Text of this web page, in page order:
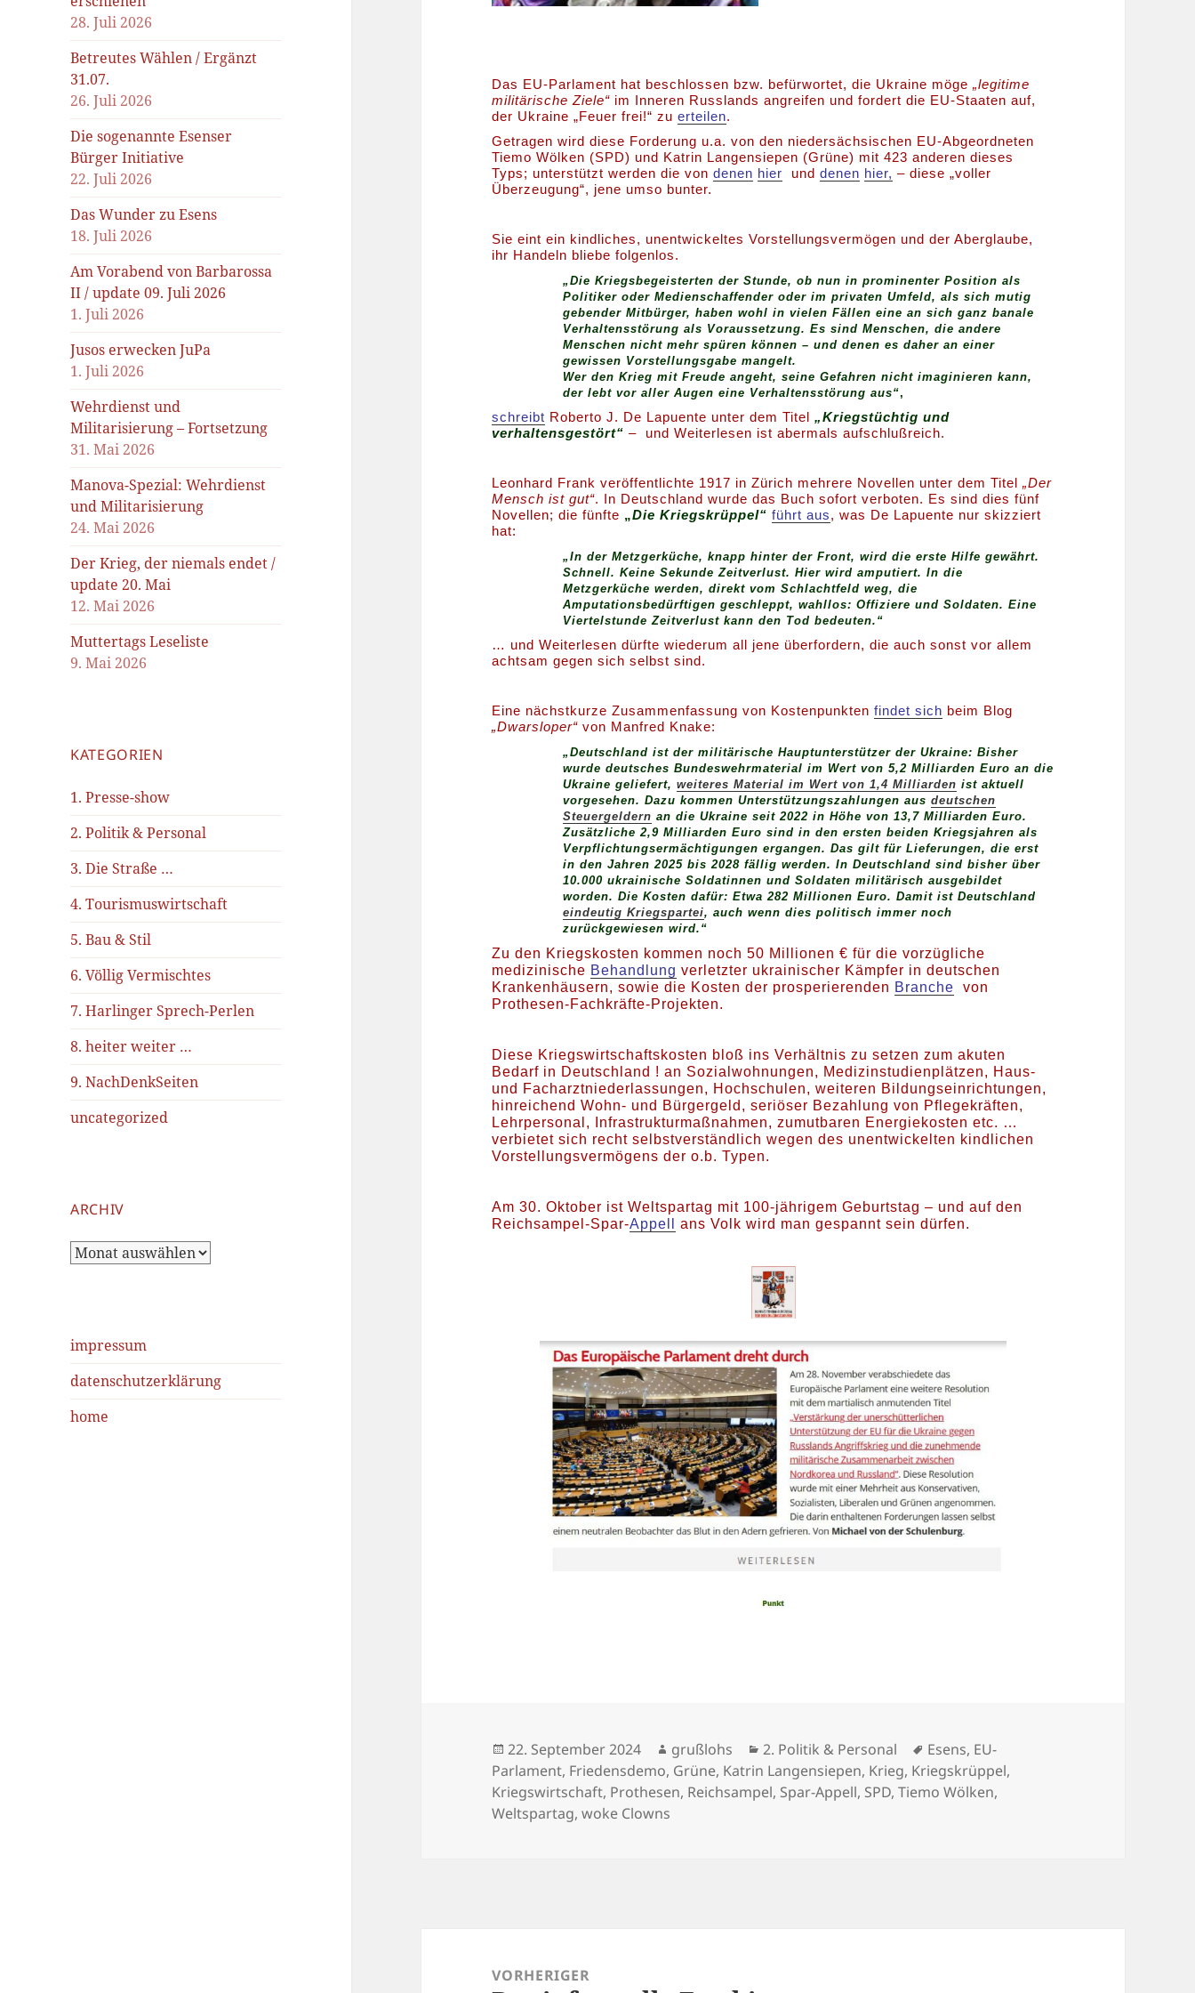
28. Juli 2026
Betreutes Wählen / Ergänzt
31.07.
26. Juli 2026
Die sogenannte Esenser
Bürger Initiative
22. Juli 2026
Das Wunder zu Esens
18. Juli 2026
Am Vorabend von Barbarossa
II / update 09. Juli 2026
1. Juli 2026
Jusos erwecken JuPa
1. Juli 2026
Wehrdienst und
Militarisierung – Fortsetzung
31. Mai 2026
Manova-Spezial: Wehrdienst
und Militarisierung
24. Mai 2026
Der Krieg, der niemals endet /
update 20. Mai
12. Mai 2026
Muttertags Leseliste
9. Mai 2026
KATEGORIEN
1. Presse-show
2. Politik & Personal
3. Die Straße …
4. Tourismuswirtschaft
5. Bau & Stil
6. Völlig Vermischtes
7. Harlinger Sprech-Perlen
8. heiter weiter …
9. NachDenkSeiten
uncategorized
ARCHIV
Archiv
impressum
datenschutzerklärung
home
Das EU-Parlament hat beschlossen bzw. befürwortet, die Ukraine möge„legitime
militärische Ziele“ im Inneren Russlands angreifen und fordert die EU-Staaten auf,
der Ukraine „Feuer frei!“ zuerteilen.
Getragen wird diese Forderung u.a. von den niedersächsischen EU-Abgeordneten
Tiemo Wölken (SPD) und Katrin Langensiepen (Grüne) mit 423 anderen dieses
Typs; unterstützt werden die vondenen hier unddenen hier, – diese „voller
Überzeugung“, jene umso bunter.
Sie eint ein kindliches, unentwickeltes Vorstellungsvermögen und der Aberglaube,
ihr Handeln bliebe folgenlos.
„Die Kriegsbegeisterten der Stunde, ob nun in prominenter Position als
Politiker oder Medienschaffender oder im privaten Umfeld, als sich mutig
gebender Mitbürger, haben wohl in vielen Fällen eine an sich ganz banale
Verhaltensstörung als Voraussetzung. Es sind Menschen, die andere
Menschen nicht mehr spüren können – und denen es daher an einer
gewissen Vorstellungsgabe mangelt.
Wer den Krieg mit Freude angeht, seine Gefahren nicht imaginieren kann,
der lebt vor aller Augen eine Verhaltensstörung aus“,
schreibt Roberto J. De Lapuente unter dem Titel„Kriegstüchtig und
verhaltensgestört“– und Weiterlesen ist abermals aufschlußreich.
Leonhard Frank veröffentlichte 1917 in Zürich mehrere Novellen unter dem Titel„Der
Mensch ist gut“. In Deutschland wurde das Buch sofort verboten. Es sind dies fünf
Novellen; die fünfte „Die Kriegskrüppel“ führt aus, was De Lapuente nur skizziert
hat:
„In der Metzgerküche, knapp hinter der Front, wird die erste Hilfe gewährt.
Schnell. Keine Sekunde Zeitverlust. Hier wird amputiert. In die
Metzgerküche werden, direkt vom Schlachtfeld weg, die
Amputationsbedürftigen geschleppt, wahllos: Offiziere und Soldaten. Eine
Viertelstunde Zeitverlust kann den Tod bedeuten.“
… und Weiterlesen dürfte wiederum all jene überfordern, die auch sonst vor allem
achtsam gegen sich selbst sind.
Eine nächstkurze Zusammenfassung von Kostenpunktenfindet sich beim Blog
„Dwarsloper“ von Manfred Knake:
„Deutschland ist der militärische Hauptunterstützer der Ukraine: Bisher
wurde deutsches Bundeswehrmaterial im Wert von 5,2 Milliarden Euro an die
Ukraine geliefert,weiteres Material im Wert von 1,4 Milliarden ist aktuell
vorgesehen. Dazu kommen Unterstützungszahlungen ausdeutschen
Steuergeldern an die Ukraine seit 2022 in Höhe von 13,7 Milliarden Euro.
Zusätzliche 2,9 Milliarden Euro sind in den ersten beiden Kriegsjahren als
Verpflichtungsermächtigungen ergangen. Das gilt für Lieferungen, die erst
in den Jahren 2025 bis 2028 fällig werden. In Deutschland sind bisher über
10.000 ukrainische Soldatinnen und Soldaten militärisch ausgebildet
worden. Die Kosten dafür: Etwa 282 Millionen Euro. Damit ist Deutschland
eindeutig Kriegspartei, auch wenn dies politisch immer noch
zurückgewiesen wird.“
Zu den Kriegskosten kommen noch 50 Millionen € für die vorzügliche
medizinische Behandlung verletzter ukrainischer Kämpfer in deutschen
Krankenhäusern, sowie die Kosten der prosperierenden Branche von
Prothesen-Fachkräfte-Projekten.
Diese Kriegswirtschaftskosten bloß ins Verhältnis zu setzen zum akuten
Bedarf in Deutschland ! an Sozialwohnungen, Medizinstudienplätzen, Haus-
und Facharztniederlassungen, Hochschulen, weiteren Bildungseinrichtungen,
hinreichend Wohn- und Bürgergeld, seriöser Bezahlung von Pflegekräften,
Lehrpersonal, Infrastrukturmaßnahmen, zumutbaren Energiekosten etc. …
verbietet sich recht selbstverständlich wegen des unentwickelten kindlichen
Vorstellungsvermögens der o.b. Typen.
Am 30. Oktober ist Weltspartag mit 100-jährigem Geburtstag – und auf den
Reichsampel-Spar-Appell ans Volk wird man gespannt sein dürfen.
Veröffentlicht
am
22. September 2024 Autor
grußlohs Kategorien
2. Politik & Personal Schlagwörter
Esens, EU-
Parlament, Friedensdemo, Grüne, Katrin Langensiepen, Krieg, Kriegskrüppel,
Kriegswirtschaft, Prothesen, Reichsampel, Spar-Appell, SPD,Tiemo Wölken,
Weltspartag,woke Clowns
VORHERIGER